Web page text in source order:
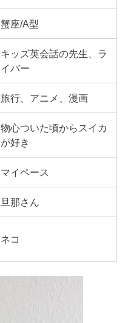
蟹座/A型
キッズ英会話の先生、ラ
イバー
旅行、アニメ、漫画
物心ついた頃からスイカ
が好き
マイペース
旦那さん
ネコ